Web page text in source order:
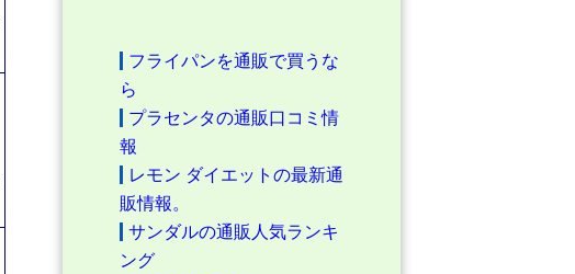
フライパンを通販で買うな
ら
プラセンタの通販口コミ情
報
レモン ダイエットの最新通
販情報。
サンダルの通販人気ランキ
ング